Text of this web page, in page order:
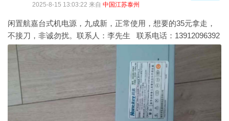
2025-8-15 13:03:22 来自 中国江苏泰州
闲置航嘉台式机电源，九成新，正常使用，想要的35元拿走，
不接刀，非诚勿扰。联系人：李先生 联系电话：13912096392